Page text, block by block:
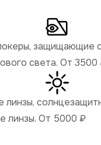
защищающие
света. От 3500
линзы,
линзы. От 5000 ₽